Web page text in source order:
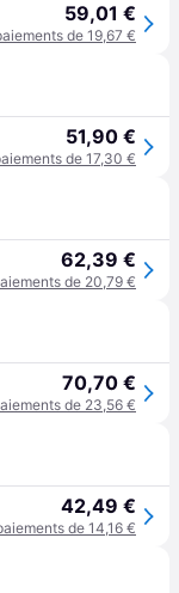
59,01 €
de 19,67 €
51,90 €
de 17,30 €
62,39 €
de 20,79 €
70,70 €
de 23,56 €
42,49 €
de 14,16 €